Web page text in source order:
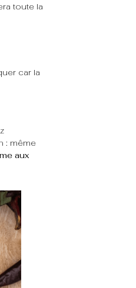
toute la
car la
: même
aux